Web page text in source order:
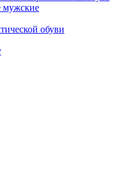
мужские
обуви